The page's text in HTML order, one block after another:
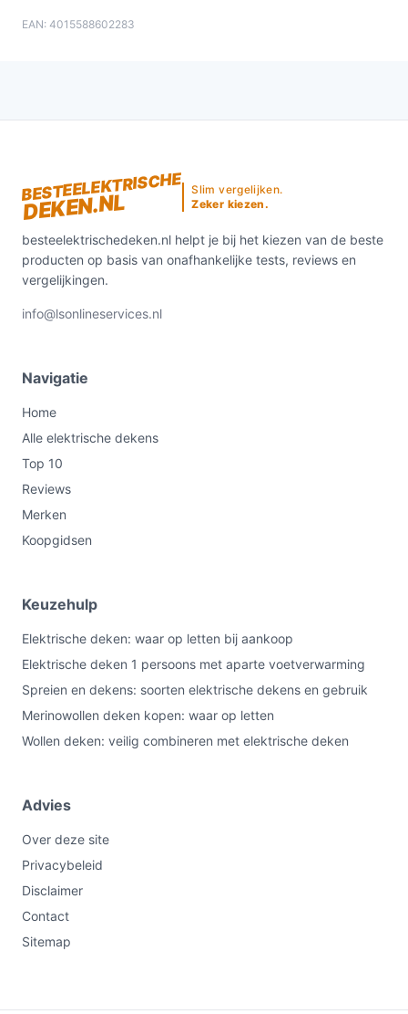
EAN: 4015588602283
BESTEELEKTRISCHE
DEKEN.NL
Slim vergelijken.
Zeker kiezen.
besteelektrischedeken.nl helpt je bij het kiezen van de beste
producten op basis van onafhankelijke tests, reviews en
vergelijkingen.
info@lsonlineservices.nl
Navigatie
Home
Alle elektrische dekens
Top 10
Reviews
Merken
Koopgidsen
Keuzehulp
Elektrische deken: waar op letten bij aankoop
Elektrische deken 1 persoons met aparte voetverwarming
Spreien en dekens: soorten elektrische dekens en gebruik
Merinowollen deken kopen: waar op letten
Wollen deken: veilig combineren met elektrische deken
Advies
Over deze site
Privacybeleid
Disclaimer
Contact
Sitemap